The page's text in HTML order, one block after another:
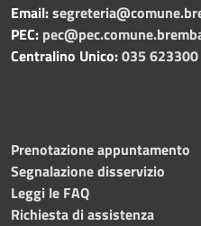
Email:
PEC:
Centralino Unico:035 623300
Prenotazione appuntamento
Segnalazione disservizio
Leggi le FAQ
Richiesta di assistenza